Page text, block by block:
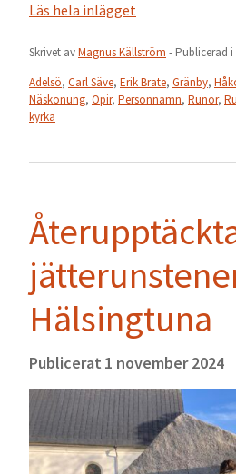
Läs hela inlägget
Skrivet avMagnus Källström - Publicerad i
Adelsö, Carl Säve, Erik Brate, Gränby,
Näskonung, Öpir, Personnamn, Runor,
kyrka
Hälsingtuna
Publicerat 1 november 2024